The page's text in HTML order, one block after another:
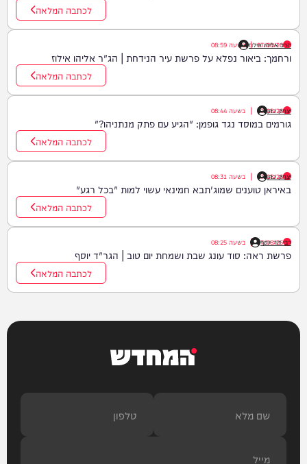
לכתבה המלאה
הרב אליהו אילוז
07/08/26
| בשעה 08:59
ורחמך: ביאור נפלא על פרשת עיר הנידחת | הג"ר אליהו אילוז
לכתבה המלאה
יצחק כהן
07/08/26
| בשעה 08:44
גורמים במוסד נגד גופמן: "הגיע עם פתק מנתניהו?"
לכתבה המלאה
יצחק כהן
07/08/26
| בשעה 08:31
באיראן טוענים שמוג'תבא חמינאי עשוי למות "בכל רגע"
לכתבה המלאה
רבי דוד יוסף
07/08/26
| בשעה 08:25
פרשת ראה: סוד עונג שבת ושמחת יום טוב | הגר"ד יוסף
לכתבה המלאה
המחדש